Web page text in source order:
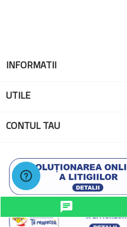
INFORMATII
UTILE
CONTUL TAU
chat